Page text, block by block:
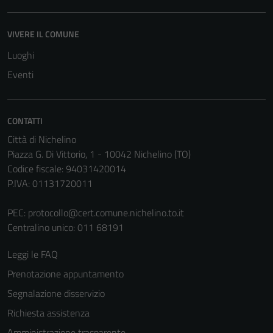
VIVERE IL COMUNE
Luoghi
Eventi
CONTATTI
Città di Nichelino
Piazza G. Di Vittorio, 1 - 10042 Nichelino (TO)
Codice fiscale: 94031420014
P.IVA: 01131720011
PEC: protocollo@cert.comune.nichelino.to.it
Centralino unico: 011 68191
Leggi le FAQ
Prenotazione appuntamento
Segnalazione disservizio
Richiesta assistenza